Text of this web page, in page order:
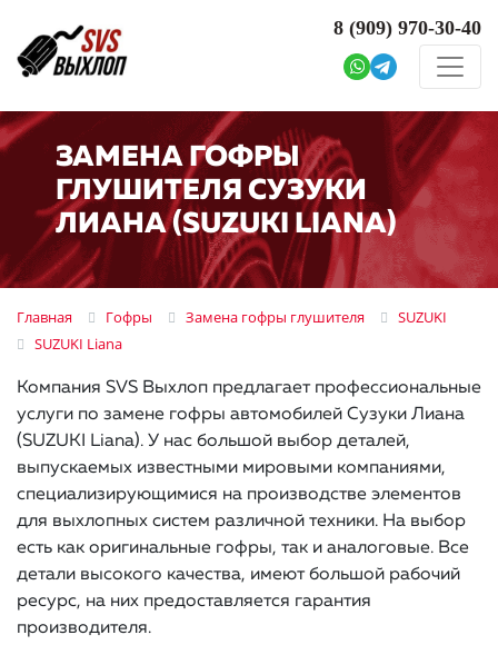
8 (909) 970-30-40
ЗАМЕНА ГОФРЫ
ГЛУШИТЕЛЯ СУЗУКИ
ЛИАНА (SUZUKI LIANA)
Главная Гофры Замена гофры глушителя
SUZUKI
SUZUKI Liana
Компания SVS Выхлоп предлагает профессиональные
услуги по замене гофры автомобилей Сузуки Лиана
(SUZUKI Liana). У нас большой выбор деталей,
выпускаемых известными мировыми компаниями,
специализирующимися на производстве элементов
для выхлопных систем различной техники. На выбор
есть как оригинальные гофры, так и аналоговые. Все
детали высокого качества, имеют большой рабочий
ресурс, на них предоставляется гарантия
производителя.